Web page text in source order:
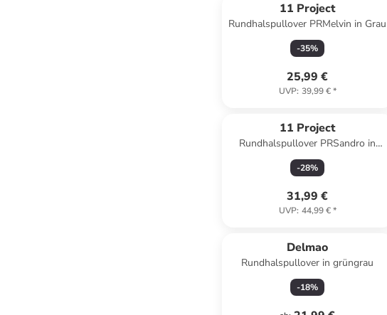
11 Project
Rundhalspullover PRMelvin in Grau
-35%
25,99 €
UVP: 39,99 €*
11 Project
Rundhalspullover PRSandro in
Schwarz
-28%
31,99 €
UVP: 44,99 €*
Delmao
Rundhalspullover in grüngrau
-18%